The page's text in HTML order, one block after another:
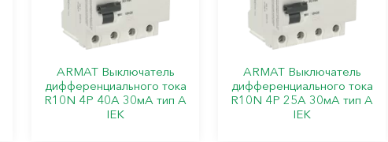
ARMAT Выключатель
дифференциального тока
R10N 4P 40А 30мА тип A
IEK
ARMAT Выключатель
дифференциального тока
R10N 4P 25А 30мА тип A
IEK